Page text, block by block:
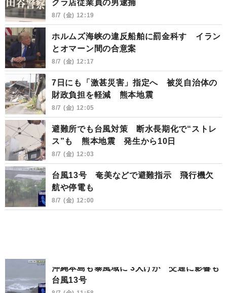
クラ店従業員の男逮捕
8/7 (金) 12:19
ホルムズ海峡の違反船舶に罰金科す イラン
とオマーン間の合意案
8/7 (金) 12:17
7日にも「激甚災害」指定へ 被災自治体の
財政負担を軽減 熊本地震
8/7 (金) 12:05
避難所でも台風対策 断水長期化で“ストレ
ス”も 熊本地震 発生から10日
8/7 (金) 12:03
台風13号 奄美などで避難指示 飛行機欠
航や停電も
8/7 (金) 12:00
沖縄本島も暴風域に 3人けが 交通に影響も
台風13号